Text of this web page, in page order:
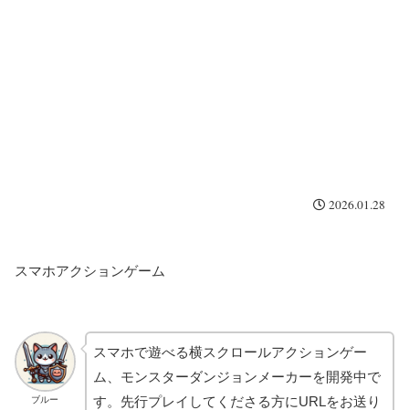
2026.01.28
スマホアクションゲーム
ブルー
スマホで遊べる横スクロールアクションゲー
ム、モンスターダンジョンメーカーを開発中で
す。先行プレイしてくださる方にURLをお送り